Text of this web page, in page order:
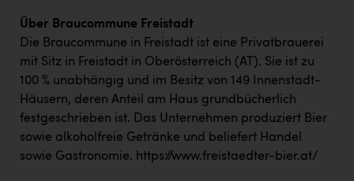
Über Braucommune Freistadt
Die Braucommune in Freistadt ist eine Privatbrauerei
mit Sitz in Freistadt in Oberösterreich (AT). Sie ist zu
100 % unabhängig und im Besitz von 149 Innenstadt-
Häusern, deren Anteil am Haus grundbücherlich
festgeschrieben ist. Das Unternehmen produziert Bier
sowie alkoholfreie Getränke und beliefert Handel
sowie Gastronomie. https://www.freistaedter-bier.at/